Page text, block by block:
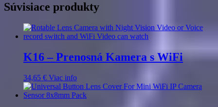
Súvisiace produkty
K16 – Prenosná Kamera s WiFi
34,65 € Viac info